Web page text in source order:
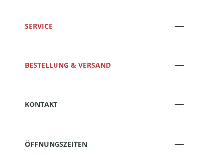
SERVICE
BESTELLUNG & VERSAND
KONTAKT
ÖFFNUNGSZEITEN